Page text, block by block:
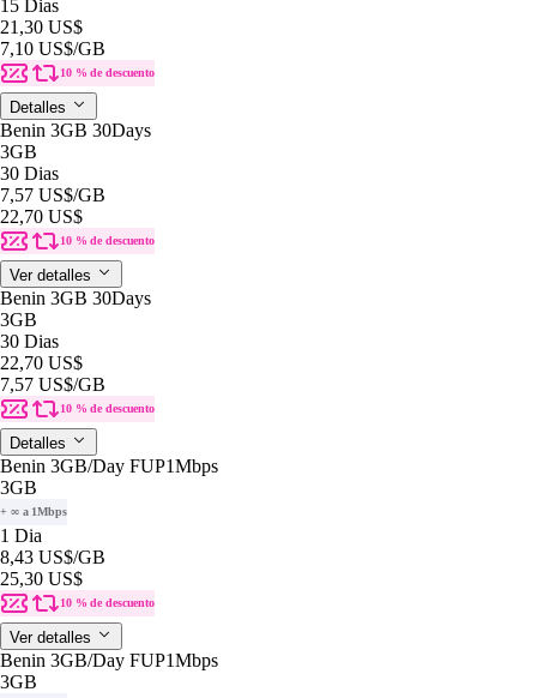
15 Dias
21,30 US$
7,10 US$/GB
10 % de descuento
Detalles
Benin 3GB 30Days
3GB
30 Dias
7,57 US$/GB
22,70 US$
10 % de descuento
Ver detalles
Benin 3GB 30Days
3GB
30 Dias
22,70 US$
7,57 US$/GB
10 % de descuento
Detalles
Benin 3GB/Day FUP1Mbps
3GB
+ ∞ a 1Mbps
1 Dia
8,43 US$/GB
25,30 US$
10 % de descuento
Ver detalles
Benin 3GB/Day FUP1Mbps
3GB